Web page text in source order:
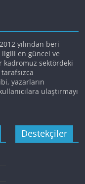
yılından beri
ilgili en güncel ve
kadromuz sektördeki
yazarların
ulaştırmayı
Destekçiler